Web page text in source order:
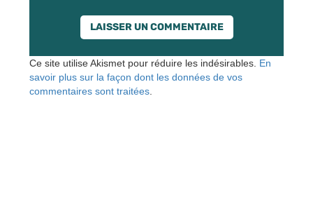
Ce site utilise Akismet pour réduire les indésirables. En
savoir plus sur la façon dont les données de vos
commentaires sont traitées